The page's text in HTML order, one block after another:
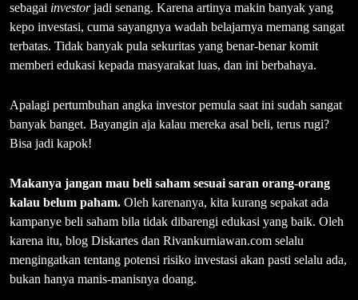
sebagai investorjadi senang. Karena artinya makin banyak yang
kepo investasi, cuma sayangnya wadah belajarnya memang sangat
terbatas. Tidak banyak pula sekuritas yang benar-benar komit
memberi edukasi kepada masyarakat luas, dan ini berbahaya.
Apalagi pertumbuhan angka investor pemula saat ini sudah sangat
banyak banget. Bayangin aja kalau mereka asal beli, terus rugi?
Bisa jadi kapok!
Makanya jangan mau beli saham sesuai saran orang-orang
kalau belum paham. Oleh karenanya, kita kurang sepakat ada
kampanye beli saham bila tidak dibarengi edukasi yang baik. Oleh
karena itu, blog Diskartes dan Rivankurniawan.com selalu
mengingatkan tentang potensi risiko investasi akan pasti selalu ada,
bukan hanya manis-manisnya doang.